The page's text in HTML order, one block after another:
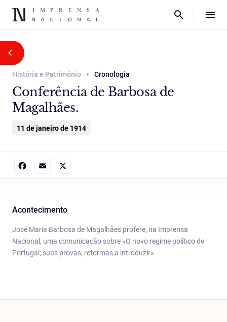
História e Património Cronologia
Conferência de Barbosa de
Magalhães.
11 de janeiro de 1914
Acontecimento
José Maria Barbosa de Magalhães profere, na Imprensa
Nacional, uma comunicação sobre «O novo regime político de
Portugal; suas provas, reformas a introduzir».